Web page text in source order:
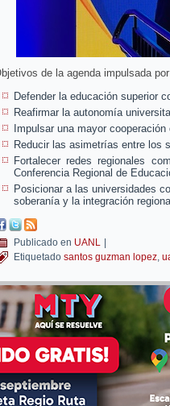
de la agenda impulsada
Defender la educación superior
Reafirmar la autonomía
Impulsar una mayor
Reducir las asimetrías entre los
Fortalecer redes regionales
Conferencia Regional de
Posicionar a las universidades
soberanía y la integración
Publicado en UANL
Etiquetado santos guzman lopez,